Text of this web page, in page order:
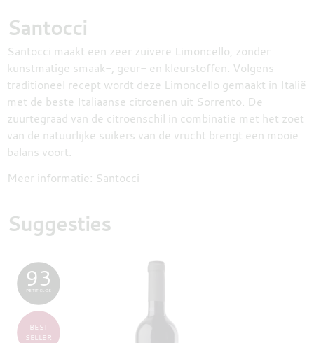
Santocci
Santocci maakt een zeer zuivere Limoncello, zonder
kunstmatige smaak-, geur- en kleurstoffen. Volgens
traditioneel recept wordt deze Limoncello gemaakt in Italië
met de beste Italiaanse citroenen uit Sorrento. De
zuurtegraad van de citroenschil in combinatie met het zoet
van de natuurlijke suikers van de vrucht brengt een mooie
balans voort.
Meer informatie: Santocci
Suggesties
93
PETIT CLOS
BEST
SELLER